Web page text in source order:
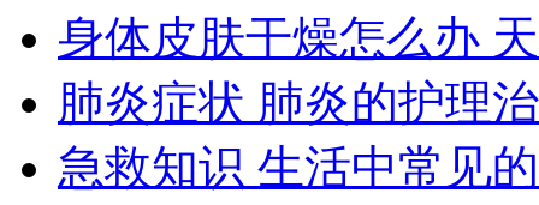
身体皮肤干燥怎么办
肺炎症状 肺炎的护理
急救知识 生活中常见